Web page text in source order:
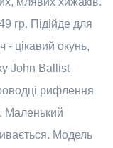
гр. Підійде для
- цікавий окунь,
John Ballist
рифлення
Маленький
Модель